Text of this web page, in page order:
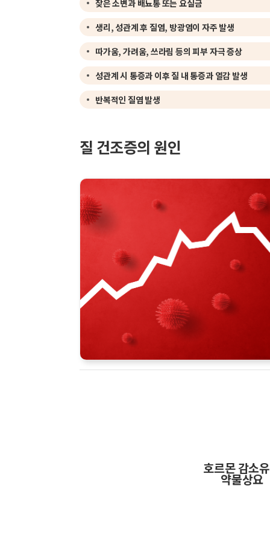
잦은 소변과 배뇨통 또는 요실금
생리, 성관계 후 질염, 방광염이 자주 발생
따가움, 가려움, 쓰라림 등의 피부 자극 증상
성관계 시 통증과 이후 질 내 통증과 열감 발생
반복적인 질염 발생
질 건조증의 원인
호르몬 감소
약물상요